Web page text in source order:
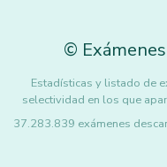
©
Estadísticas y listado de
selectividad en los que
37.283.839 exámenes